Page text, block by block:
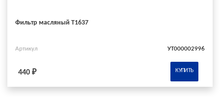
Фильтр масляный Т1637
Артикул УТ000002996
440 ₽ КУПИТЬ